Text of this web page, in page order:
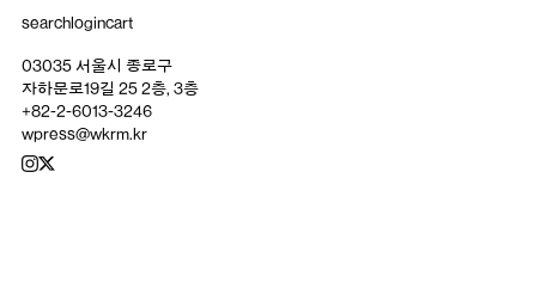
searchlogincart
03035 서울시 종로구
자하문로19길 25 2층, 3층
+82-2-6013-3246
wpress@wkrm.kr